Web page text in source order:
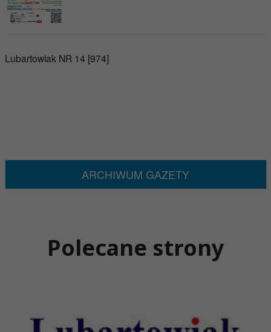
Lubartowiak NR 14 [974]
ARCHIWUM GAZETY
Polecane strony